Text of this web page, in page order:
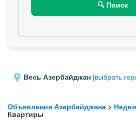
🔍 Поиск
Весь Азербайджан [выбрать
Объявления Азербайджана >
Квартиры